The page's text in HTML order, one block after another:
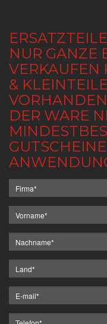
NUR GANZE
VERKAUFEN
&
DER WARE